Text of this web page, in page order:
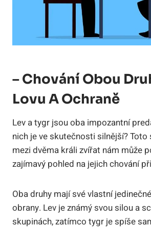
– Chování Obou
Lovu A Ochraně
Lev a tygr jsou oba impozantní
nich je ve skutečnosti silnější? Toto
mezi dvěma králi zvířat nám může
zajímavý pohled na jejich chování
Oba druhy mají své vlastní
obrany. Lev je známý svou silou a
skupinách, zatímco tygr je spíše